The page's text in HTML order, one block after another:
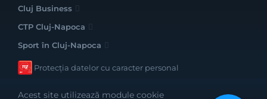
Cluj Business
CTP Cluj-Napoca
Sport în Cluj-Napoca
Protecția datelor cu caracter personal
Acest site utilizează module cookie